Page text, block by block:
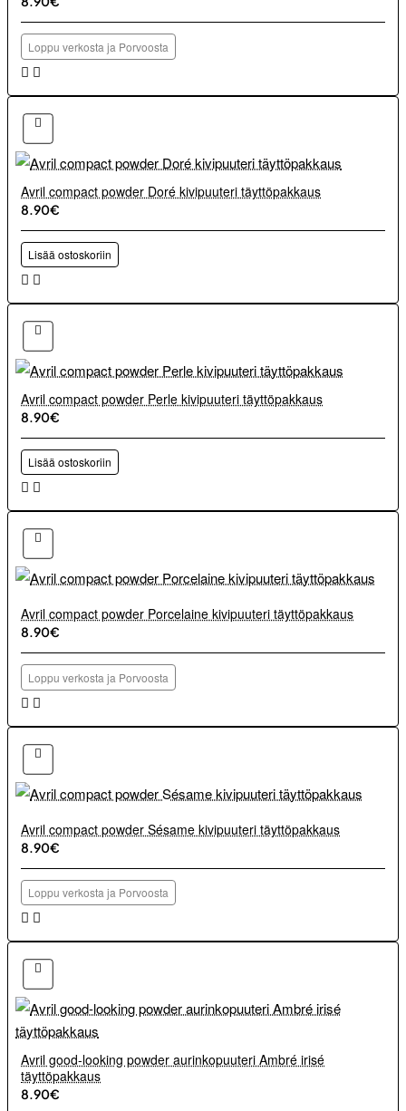
Loppu verkosta ja Porvoosta
Avril compact powder Doré kivipuuteri täyttöpakkaus
8.90€
Lisää ostoskoriin
Avril compact powder Perle kivipuuteri täyttöpakkaus
8.90€
Lisää ostoskoriin
Avril compact powder Porcelaine kivipuuteri täyttöpakkaus
8.90€
Loppu verkosta ja Porvoosta
Avril compact powder Sésame kivipuuteri täyttöpakkaus
8.90€
Loppu verkosta ja Porvoosta
Avril good-looking powder aurinkopuuteri Ambré irisé
täyttöpakkaus
8.90€